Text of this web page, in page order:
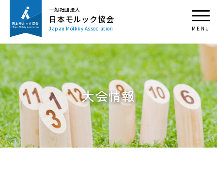
一般社団法人
日本モルック協会
Japan Mölkky Association
大会情報